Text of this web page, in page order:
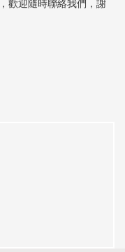
歡迎隨時聯絡我們，謝